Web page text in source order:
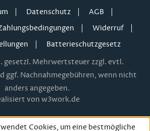
Datenschutz
AGB
Widerruf
Batterieschutzgesetz
gesetzl. Mehrwertsteuer zzgl. evtl.
ggf. Nachnahmegebühren, wenn nicht
anders angegeben.
von w3work.de
Cookies, um eine bestmögliche